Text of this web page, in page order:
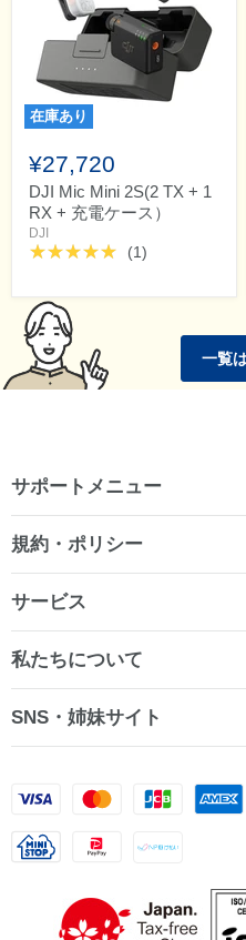
在庫あり
¥27,720
DJI Mic Mini 2S(2 TX + 1
RX + 充電ケース）
DJI
(1)
一覧
サポートメニュー
規約・ポリシー
サービス
私たちについて
SNS・姉妹サイト